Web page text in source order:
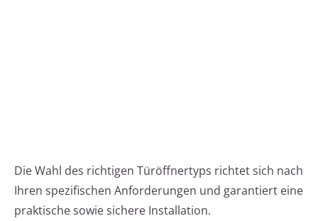
Die Wahl des richtigen Türöffnertyps richtet sich nach
Ihren spezifischen Anforderungen und garantiert eine
praktische sowie sichere Installation.